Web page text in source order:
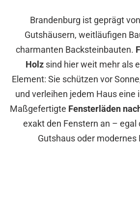
Brandenburg ist geprägt
Gutshäusern, weitläufigen
charmanten Backsteinbauten.
Holz sind hier weit mehr als
Element: Sie schützen vor
und verleihen jedem Haus eine
Maßgefertigte Fensterläden
exakt den Fenstern an – egal
Gutshaus oder modernes